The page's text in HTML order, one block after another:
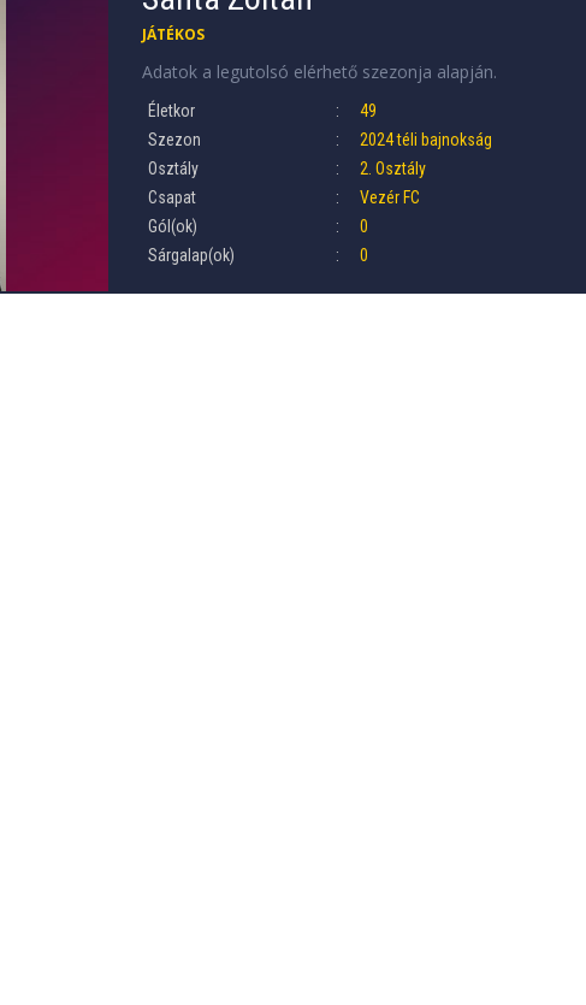
JÁTÉKOS
Adatok a legutolsó elérhető szezonja alapján.
Életkor
49
Szezon
2024 téli bajnokság
Osztály
2. Osztály
Csapat
Vezér FC
Gól(ok)
0
Sárgalap(ok)
0